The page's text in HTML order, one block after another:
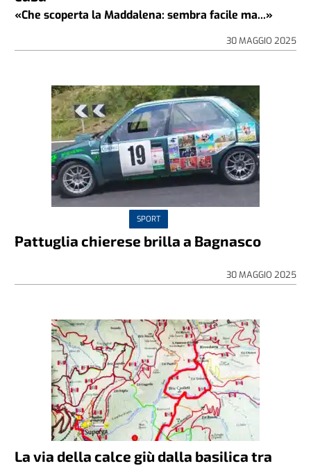
«Che scoperta la Maddalena: sembra facile ma...»
30 MAGGIO 2025
SPORT
Pattuglia chierese brilla a Bagnasco
30 MAGGIO 2025
La via della calce giù dalla basilica tra